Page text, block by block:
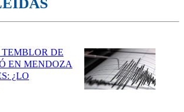
DE
EN MENDOZA
¿LO